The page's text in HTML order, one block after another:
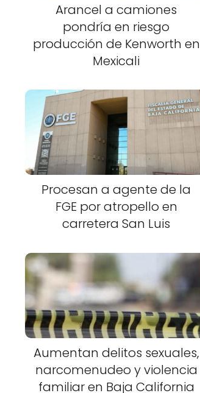
Arancel a camiones
pondría en riesgo
producción de Kenworth en
Mexicali
Procesan a agente de la
FGE por atropello en
carretera San Luis
Aumentan delitos sexuales,
narcomenudeo y violencia
familiar en Baja California